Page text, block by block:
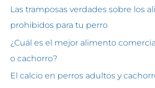
Las tramposas verdades sobre los
prohibidos para tu perro
¿Cuál es el mejor alimento
o cachorro?
El calcio en perros adultos y